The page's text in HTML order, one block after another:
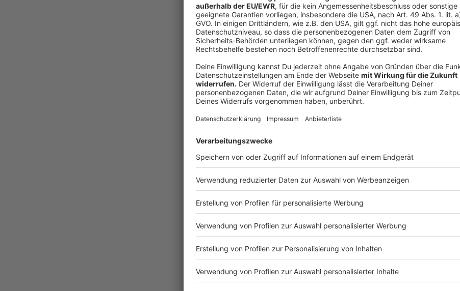
Der spanische König Felipe VI. begann seine Rede
Herren“. Danach ging es dann aber in Englisch weiter.
Er machte deutlich, dass 27 Länder für sich allein
sie im eigenen Interesse stärker als bisher
ist meine feste Überzeugung – erfordert mehr
es zusammenstehe, betonte der spanische König.
Anzeige
Spaniens König Felipe VI. spricht zu den Gästen.
Anzeige
Applaus für die Karlspreisträgerin
Anzeige
Auf dem Katschhof haben nach der Verleihung
Preisträgerin und weitere Gäste gewartet. Unter